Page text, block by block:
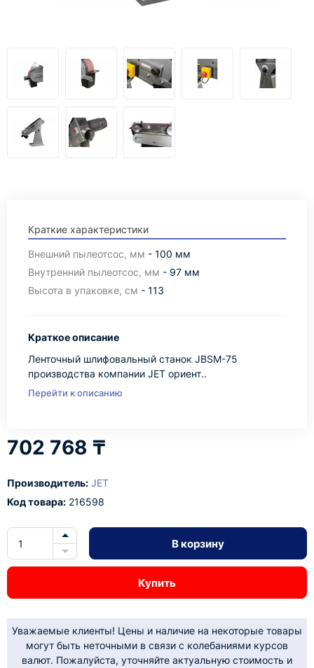
Краткие характеристики
Внешний пылеотсос, мм - 100 мм
Внутренний пылеотсос, мм - 97 мм
Высота в упаковке, см - 113
Краткое описание
Ленточный шлифовальный станок JBSM-75
производства компании JET ориент..
Перейти к описанию
702 768 ₸
Производитель: JET
Код товара: 216598
В корзину
Купить
Уважаемые клиенты! Цены и наличие на некоторые товары
могут быть неточными в связи с колебаниями курсов
валют. Пожалуйста, уточняйте актуальную стоимость и